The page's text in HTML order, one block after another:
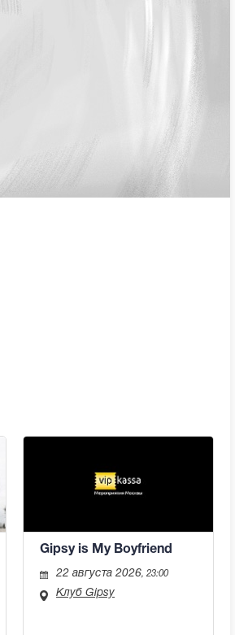
Gipsy is My Boyfriend
22 августа 2026, 23:00
Клуб Gipsy